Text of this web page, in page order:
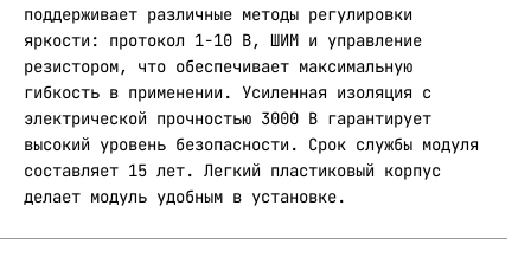
поддерживает различные методы регулировки
яркости: протокол 1-10 В, ШИМ и управление
резистором, что обеспечивает максимальную
гибкость в применении. Усиленная изоляция с
электрической прочностью 3000 В гарантирует
высокий уровень безопасности. Срок службы модуля
составляет 15 лет. Легкий пластиковый корпус
делает модуль удобным в установке.